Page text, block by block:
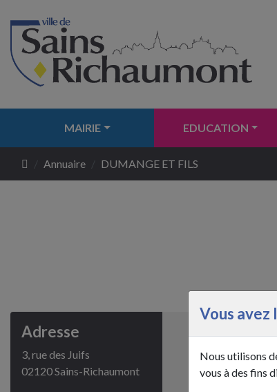
Vous avez
Nous utilisons
vous à des fins
MAIRIE EDUCATION
Annuaire DUMANGE ET FILS
Adresse
3, rue des Juifs
02120 Sains-Richaumont